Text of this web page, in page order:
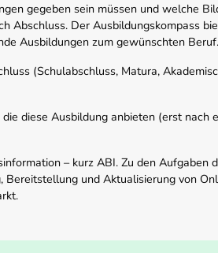
gegeben sein müssen und welche
Abschluss. Der Ausbildungskompass
Ausbildungen zum gewünschten Beruf.
(Schulabschluss, Matura,
diese Ausbildung anbieten (erst nach
– kurz ABI. Zu den Aufgaben
und Aktualisierung von